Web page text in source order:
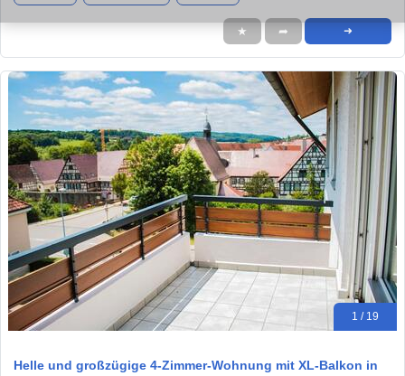
★ ➦ ➜
1 / 19
Helle und großzügige 4-Zimmer-Wohnung mit XL-Balkon in